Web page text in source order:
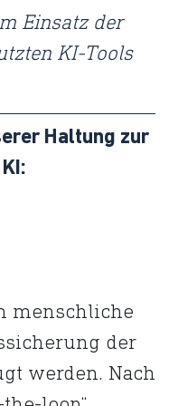
Einsatz der
KI-Tools
Haltung zur
menschliche
der
werden. Nach